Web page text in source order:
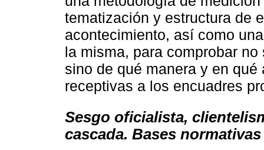
tematización y estructura de
acontecimiento, así como
la misma, para comprobar
sino de qué manera y en
receptivas a los encuadres
Sesgo oficialista,
cascada. Bases